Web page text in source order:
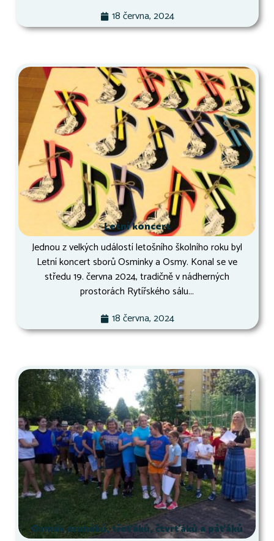
18 června, 2024
Letní koncert
Jednou z velkých událostí letošního školního roku byl
Letní koncert sborů Osminky a Osmy. Konal se ve
středu 19. června 2024, tradičně v nádherných
prostorách Rytířského sálu...
18 června, 2024
Osmák druháků, třeťáků, čtvrťáků a páťáků